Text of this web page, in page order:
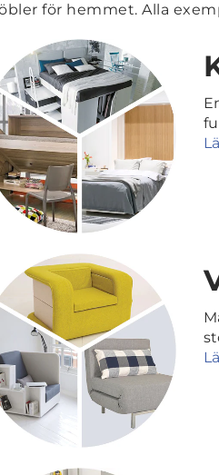
för hemmet. Alla